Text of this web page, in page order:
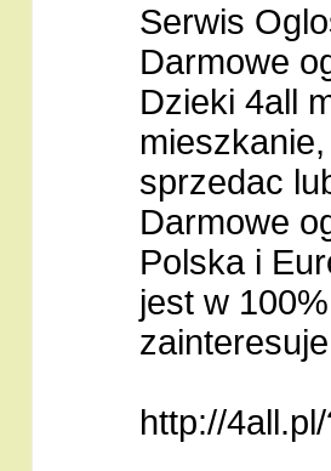
Serwis
Darmowe
Dzieki 4all
sprzedac
Darmowe
Polska i
jest w
http://